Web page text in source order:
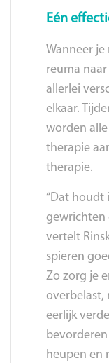
Eén
Wanneer
reuma
allerlei
elkaar.
worden
therapie
therapie.
“Dat houdt
gewrichten
vertelt
spieren
Zo zorg je
overbelast,
eerlijk
heupen en